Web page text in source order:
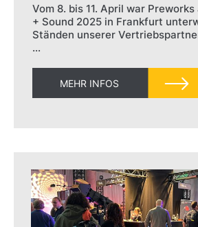
Vom 8. bis 11. April war
+ Sound 2025 in Frankfurt
Ständen unserer
…
MEHR INFOS